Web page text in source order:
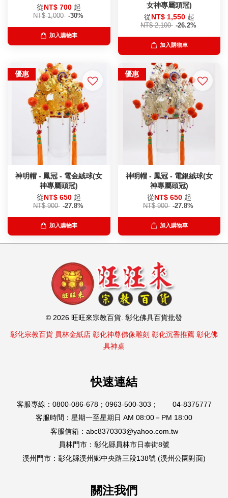
從NT$ 700 起
NT$ 1,000 -30%
加入購物車
女神專屬頭冠)
從NT$ 1,550 起
NT$ 2,100 -26.2%
加入購物車
優惠
神明帽 - 鳳冠 - 電金絨球(女
神專屬頭冠)
從NT$ 650 起
NT$ 900 -27.8%
加入購物車
優惠
神明帽 - 鳳冠 - 電銀絨球(女
神專屬頭冠)
從NT$ 650 起
NT$ 900 -27.8%
加入購物車
© 2026 旺旺來宗教百貨. 彰化佛具百貨批發
彰化宗教百貨 員林金紙店 彰化神尊佛像雕刻 彰化沉香推薦 彰化佛
具神桌
快速連結
客服專線：0800-086-678；0963-500-303； 04-8375777
客服時間：星期一至星期日 AM 08:00－PM 18:00
客服信箱：abc8370303@yahoo.com.tw
員林門市：彰化縣員林市日泰街8號
溪州門市：彰化縣溪州鄉中央路三段138號 (溪州公園對面)
關注我們